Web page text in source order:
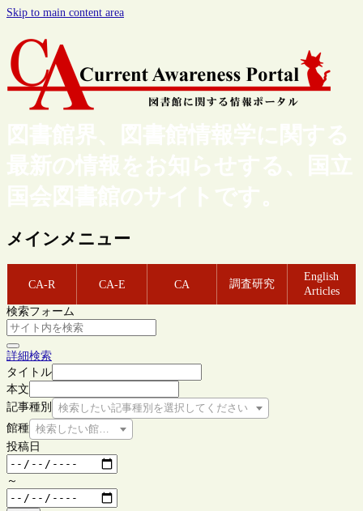
Skip to main content area
図書館界、図書館情報学に関する
最新の情報をお知らせする、国立
国会図書館のサイトです。
メインメニュー
CA-R CA-E CA 調査研究
English
Articles
検索フォーム
詳細検索
タイトル
本文
記事種別
検索したい記事種別を選択してください
館種 検索したい館種を選択してください
投稿日
～